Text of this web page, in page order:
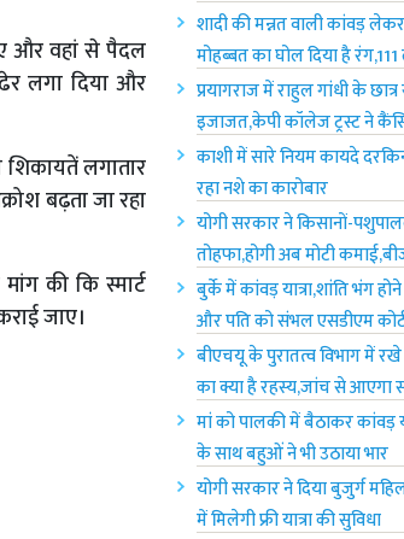
और वहां से पैदल
लगा दिया और
शिकायतें लगातार
बढ़ता जा रहा
की कि स्मार्ट
जाए।
शादी की मन्नत वाली कांवड़
मोहब्बत का घोल दिया है
प्रयागराज में राहुल गांधी के
इजाजत,केपी कॉलेज ट्रस्ट ने
काशी में सारे नियम कायदे
रहा नशे का कारोबार
योगी सरकार ने किसानों-
तोहफा,होगी अब मोटी
बुर्के में कांवड़ यात्रा,शांति भंग
और पति को संभल एसडीएम
बीएचयू के पुरातत्व विभाग में
का क्या है रहस्य,जांच से आएगा
मां को पालकी में बैठाकर कांवड़
के साथ बहुओं ने भी उठाया भार
योगी सरकार ने दिया बुजुर्ग
में मिलेगी फ्री यात्रा की सुविधा